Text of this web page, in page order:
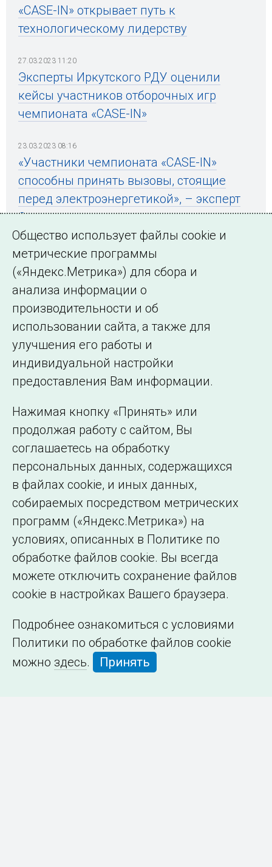
«CASE-IN» открывает путь к
технологическому лидерству
27.03.2023 11:20
Эксперты Иркутского РДУ оценили
кейсы участников отборочных игр
чемпионата «CASE-IN»
23.03.2023 08:16
«Участники чемпионата «CASE-IN»
способны принять вызовы, стоящие
перед электроэнергетикой», – эксперт
Системного оператора
← Все публикации
Подписаться на новости
©2005–2026 АО «СО ЕЭС»
Филиалы и
представительства
Сведения об
образовательной
организации
Общество использует файлы cookie и
метрические программы
(«Яндекс.Метрика») для сбора и
анализа информации о
производительности и об
использовании сайта, а также для
улучшения его работы и
индивидуальной настройки
предоставления Вам информации.
Нажимая кнопку «Принять» или
продолжая работу с сайтом, Вы
соглашаетесь на обработку
персональных данных, содержащихся
в файлах cookie, и иных данных,
собираемых посредством метрических
программ («Яндекс.Метрика») на
условиях, описанных в Политике по
обработке файлов cookie. Вы всегда
можете отключить сохранение файлов
cookie в настройках Вашего браузера.
Подробнее ознакомиться с условиями
Политики по обработке файлов cookie
можно здесь. Принять